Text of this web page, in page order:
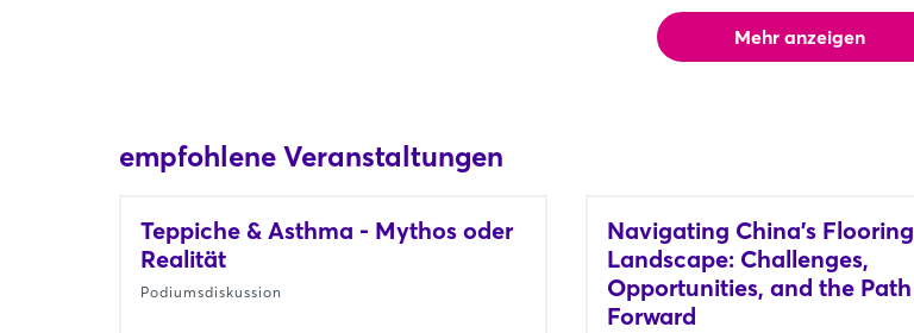
Mehr anzeigen
empfohlene Veranstaltungen
Teppiche & Asthma - Mythos oder
Realität
Podiumsdiskussion
Navigating China's Flooring
Landscape: Challenges,
Opportunities, and the Path
Forward